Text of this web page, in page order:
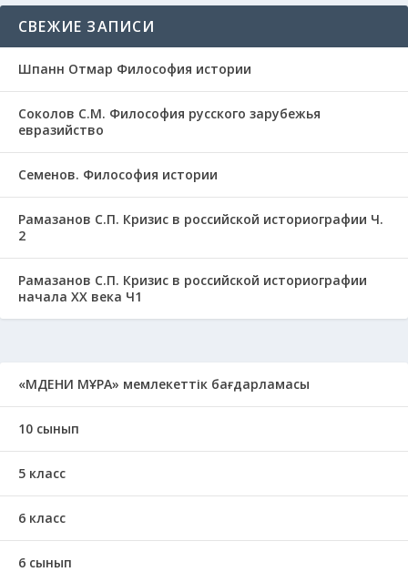
СВЕЖИЕ ЗАПИСИ
Шпанн Отмар Философия истории
Соколов С.М. Философия русского зарубежья
евразийство
Семенов. Философия истории
Рамазанов С.П. Кризис в российской историографии Ч.
2
Рамазанов С.П. Кризис в российской историографии
начала ХХ века Ч1
«МӘДЕНИ МҰРА» мемлекеттік бағдарламасы
10 сынып
5 класс
6 класс
6 сынып